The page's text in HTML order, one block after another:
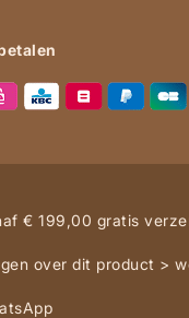
€ 199,00 gratis
over dit product >